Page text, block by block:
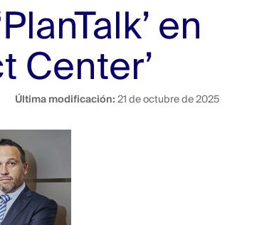
en
Center’
Última modificación: 21 de octubre de 2025